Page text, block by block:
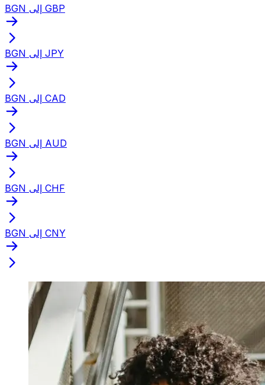
BGN إلى GBP
BGN إلى JPY
BGN إلى CAD
BGN إلى AUD
BGN إلى CHF
BGN إلى CNY